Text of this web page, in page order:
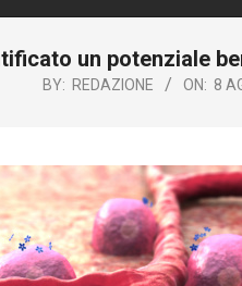
un potenziale
BY: REDAZIONE ON: 8